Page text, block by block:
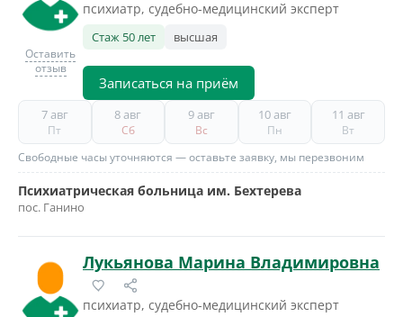
Оставить
отзыв
психиатр, судебно-медицинский эксперт
Стаж 50 лет высшая
Записаться на приём
7 авг
Пт
8 авг
Сб
9 авг
Вс
10 авг
Пн
11 авг
Вт
Свободные часы уточняются — оставьте заявку, мы перезвоним
Психиатрическая больница им. Бехтерева
пос. Ганино
Лукьянова Марина Владимировна
психиатр, судебно-медицинский эксперт